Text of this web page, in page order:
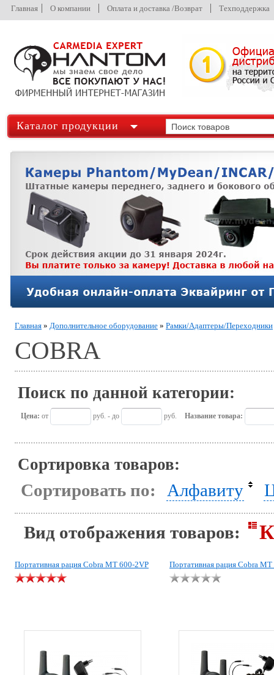
Главная О компании Оплата и доставка /Возврат Техподдержка
Каталог продукции
Главная » Дополнительное оборудование » Рамки/Адаптеры/Переходники
COBRA
Поиск по данной категории:
Цена: от руб. - до руб. Название товара:
Сортировка товаров:
Сортировать по: Алфавиту
Вид отображения товаров:
Портативная рация Cobra MT 600-2VP Портативная рация Cobra